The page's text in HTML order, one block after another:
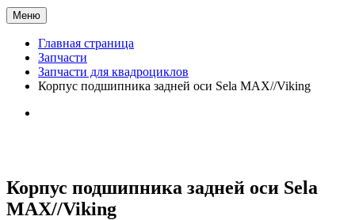
Меню
Главная страница
Запчасти
Запчасти для квадроциклов
Корпус подшипника задней оси Sela MAX//Viking
Корпус подшипника задней оси Sela
MAX//Viking